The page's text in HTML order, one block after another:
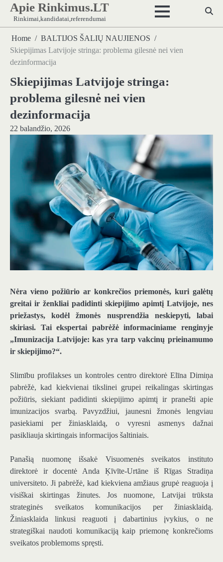
Skip
content
Apie Rinkimus.LT
Rinkimai,kandidatai,referendumai
Home
BALTIJOS ŠALIŲ NAUJIENOS
Skiepijimas Latvijoje stringa: problema gilesnė nei vien
dezinformacija
Skiepijimas Latvijoje stringa:
problema gilesnė nei vien
dezinformacija
22 balandžio, 2026
Nėra vieno požiūrio ar konkrečios priemonės, kuri galėtų
greitai ir ženkliai padidinti skiepijimo apimtį Latvijoje, nes
priežastys, kodėl žmonės nusprendžia neskiepyti, labai
skiriasi. Tai ekspertai pabrėžė informaciniame renginyje
„Imunizacija Latvijoje: kas yra tarp vakcinų prieinamumo
ir skiepijimo?“.
Slimību profilakses un kontroles centro direktorė Elīna Dimiņa
pabrėžė, kad kiekvienai tikslinei grupei reikalingas skirtingas
požiūris, siekiant padidinti skiepijimo apimtį ir pranešti apie
imunizacijos svarbą. Pavyzdžiui, jaunesni žmonės lengviau
pasiekiami per žiniasklaidą, o vyresni asmenys dažnai
pasikliauja skirtingais informacijos šaltiniais.
Panašią nuomonę išsakė Visuomenės sveikatos instituto
direktorė ir docentė Anda Ķīvīte-Urtāne iš Rīgas Stradiņa
universiteto. Ji pabrėžė, kad kiekviena amžiaus grupė reaguoja į
visiškai skirtingas žinutes. Jos nuomone, Latvijai trūksta
strateginės sveikatos komunikacijos per žiniasklaidą.
Žiniasklaida linkusi reaguoti į dabartinius įvykius, o ne
strategiškai naudoti komunikaciją kaip priemonę konkrečioms
sveikatos problemoms spręsti.